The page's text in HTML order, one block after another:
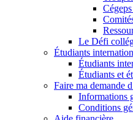
Le Défi
Étudiants
Étudiants
Étudiants et
Faire ma demande
Informations
Conditions